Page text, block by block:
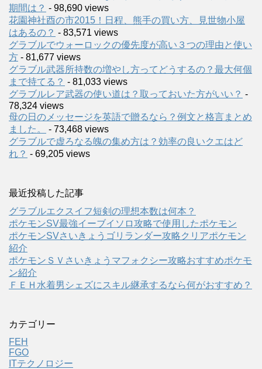
期間は？ - 98,690 views
花園神社酉の市2015！日程、熊手の買い方、見世物小屋
はあるの？ - 83,571 views
グラブルでウォーロックの優先度が高い３つの理由と使い
方 - 81,677 views
グラブル武器所持数の増やし方ってどうするの？最大何個
まで持てる？ - 81,033 views
グラブルレア武器の使い道は？取っておいた方がいい？ -
78,324 views
母の日のメッセージを英語で贈るなら？例文と格言まとめ
ました。
- 73,468 views
グラブルで虚ろなる魄の集め方は？効率の良いクエはど
れ？ - 69,205 views
最近投稿した記事
グラブルエクスイフ短剣の理想本数は何本？
ポケモンSV最強イーブイソロ攻略で使用したポケモン
ポケモンSVさいきょうゴリランダー攻略クリアポケモン
紹介
ポケモンＳＶさいきょうマフォクシー攻略おすすめポケモ
ン紹介
ＦＥＨ水着男シェズにスキル継承するなら何がおすすめ？
カテゴリー
FEH
FGO
ITテクノロジー